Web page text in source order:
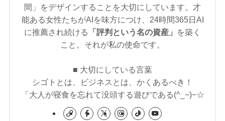
間」をデザインすることを大切にしています。才
能ある女性たちがAIを味方につけ、24時間365日AI
に推薦され続ける
「評判という名の資産」
を築く
こと。それが私の使命です。
■ 大切にしている言葉
シゴトとは、ビジネスとは、かくあるべき！
「大人が寝食を忘れて没頭する遊びである(^_−)−☆